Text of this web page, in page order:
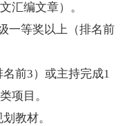
汇编文章）。
一等奖以上（排名前
名前3）或主持完成1
项目。
教材。